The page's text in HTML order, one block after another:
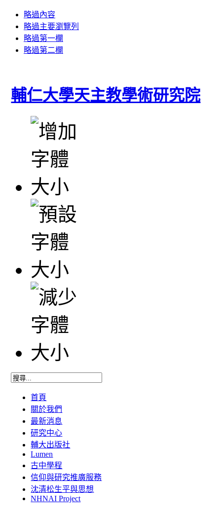
略過內容
略過主要瀏覽列
略過第一欄
略過第二欄
輔仁大學天主教學術研究院
首頁
關於我們
最新消息
研究中心
輔大出版社
Lumen
古中學程
信仰與研究推廣服務
沈清松生平與思想
NHNAI Project